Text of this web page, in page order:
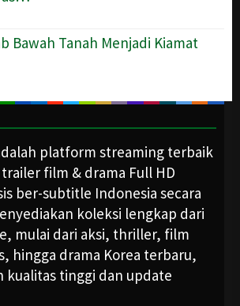
Bawah Tanah Menjadi Kiamat
platform streaming terbaik
film & drama Full HD
ber-subtitle Indonesia secara
koleksi lengkap dari
mulai dari aksi, thriller, film
hingga drama Korea terbaru,
kualitas tinggi dan update